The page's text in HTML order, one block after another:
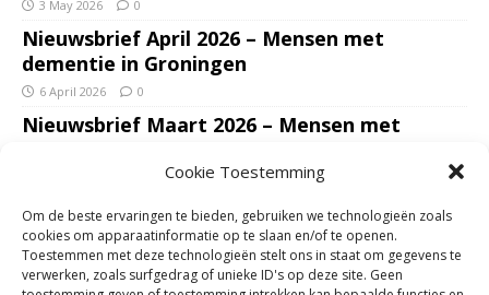
Cookie Toestemming
Om de beste ervaringen te bieden, gebruiken we technologieën zoals
cookies om apparaatinformatie op te slaan en/of te openen.
Toestemmen met deze technologieën stelt ons in staat om gegevens te
verwerken, zoals surfgedrag of unieke ID's op deze site. Geen
3 May 2026 0
Nieuwsbrief April 2026 – Mensen met
dementie in Groningen
6 April 2026 0
Nieuwsbrief Maart 2026 – Mensen met
Nieuwsbrief Januari – Februari 2026 – Mensen
met dementie in Groningen
7 February 2026 0